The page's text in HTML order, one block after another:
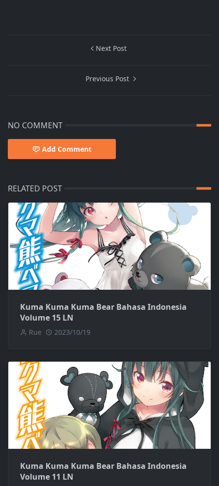
Next Post
Previous Post
NO COMMENT
Add Comment
RELATED POST
Kuma Kuma Kuma Bear Bahasa Indonesia
Volume 15 LN
Rue 2023/10/19
Kuma Kuma Kuma Bear Bahasa Indonesia
Volume 11 LN